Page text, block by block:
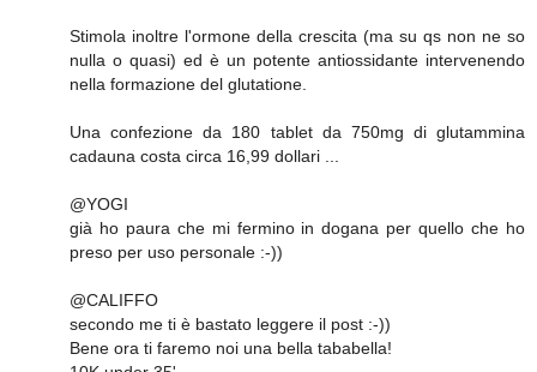
Stimola inoltre l'ormone della crescita (ma su qs non ne so
nulla o quasi) ed è un potente antiossidante intervenendo
nella formazione del glutatione.
Una confezione da 180 tablet da 750mg di glutammina
cadauna costa circa 16,99 dollari ...
@YOGI
già ho paura che mi fermino in dogana per quello che ho
preso per uso personale :-))
@CALIFFO
secondo me ti è bastato leggere il post :-))
Bene ora ti faremo noi una bella tababella!